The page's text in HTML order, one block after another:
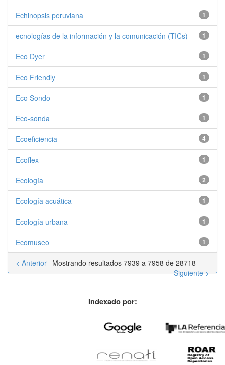
Echinopsis peruviana 1
ecnologías de la información y la comunicación (TICs) 1
Eco Dyer 1
Eco Friendly 1
Eco Sondo 1
Eco-sonda 1
Ecoeficiencia 4
Ecoflex 1
Ecología 2
Ecología acuática 1
Ecología urbana 1
Ecomuseo 1
Mostrando resultados 7939 a 7958 de 28718
< Anterior
Siguiente >
Indexado por: